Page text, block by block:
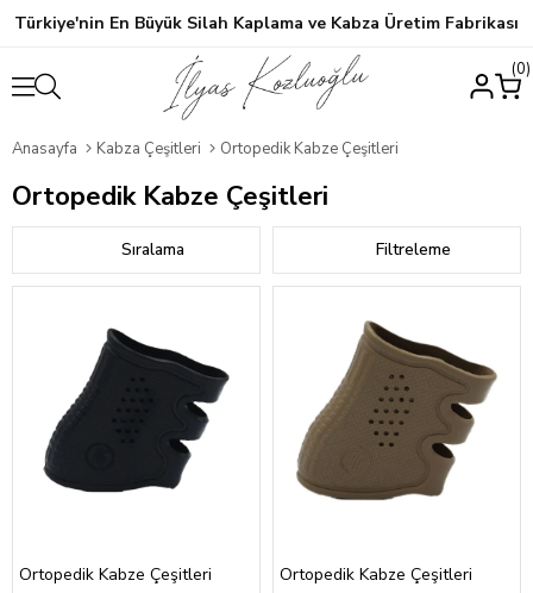
Türkiye'nin En Büyük Silah Kaplama ve Kabza Üretim Fabrikası
0
Anasayfa Kabza Çeşitleri Ortopedik Kabze Çeşitleri
Ortopedik Kabze Çeşitleri
Filtreleme
Sıralama
Ortopedik Kabze Çeşitleri Ortopedik Kabze Çeşitleri